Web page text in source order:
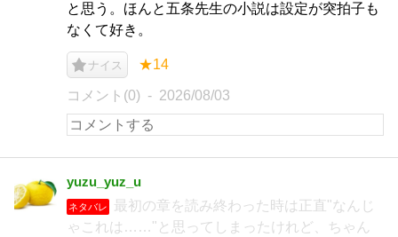
と思う。ほんと五条先生の小説は設定が突拍子も
なくて好き。
ナイス ★14
コメント(0) 2026/08/03
yuzu_yuz_u
ネタバレ
最初の章を読み終わった時は正直"なんじ
ゃこれは……"と思ってしまったけれど、ちゃん